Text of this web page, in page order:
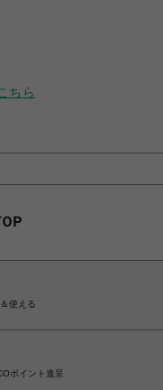
こちら
使える
ポイント進呈